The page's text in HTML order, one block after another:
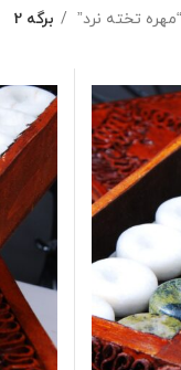
تخته نرد” برگه 2